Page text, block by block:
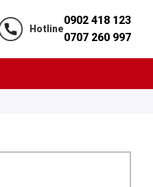
Hotline
0902 418 123
0707 260 997